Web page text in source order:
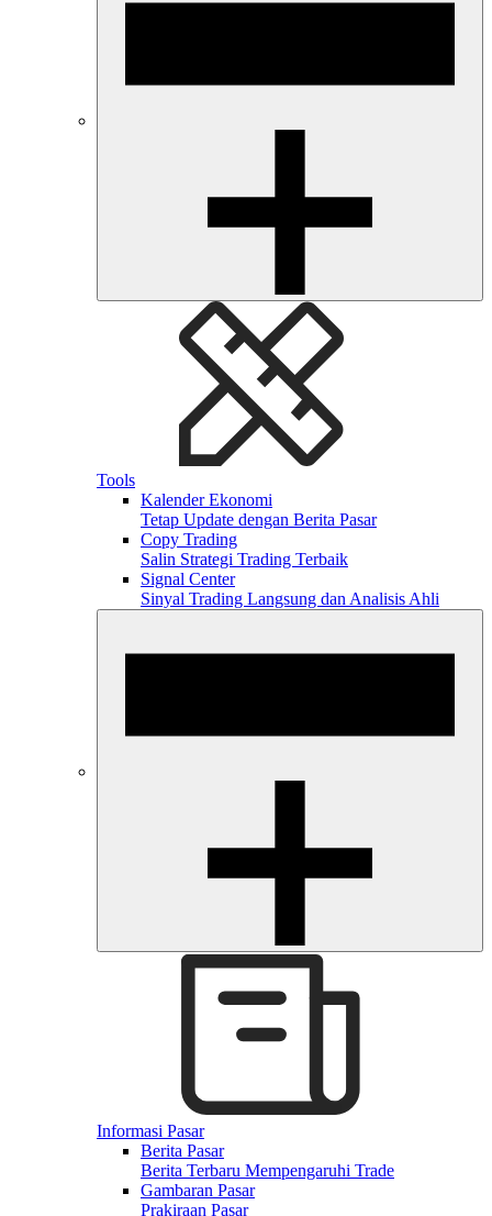
Tools
Kalender Ekonomi
Tetap Update dengan Berita Pasar
Copy Trading
Salin Strategi Trading Terbaik
Signal Center
Sinyal Trading Langsung dan Analisis Ahli
Informasi Pasar
Berita Pasar
Berita Terbaru Mempengaruhi Trade
Gambaran Pasar
Prakiraan Pasar